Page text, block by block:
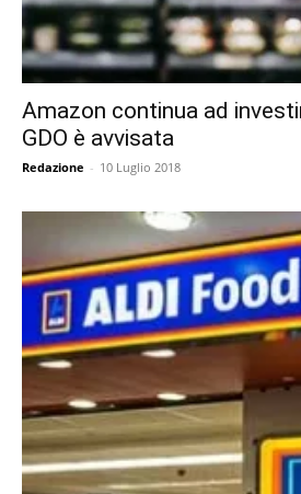
Amazon continua ad
GDO è avvisata
Redazione - 10 Luglio 2018